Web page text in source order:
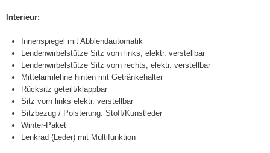
Interieur:
Innenspiegel mit Abblendautomatik
Lendenwirbelstütze Sitz vorn links, elektr. verstellbar
Lendenwirbelstütze Sitz vorn rechts, elektr. verstellbar
Mittelarmlehne hinten mit Getränkehalter
Rücksitz geteilt/klappbar
Sitz vorn links elektr. verstellbar
Sitzbezug / Polsterung: Stoff/Kunstleder
Winter-Paket
Lenkrad (Leder) mit Multifunktion